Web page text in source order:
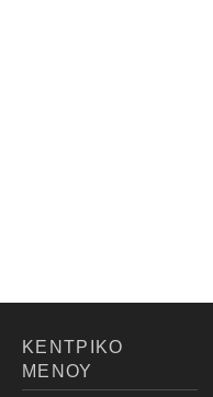
ΚΕΝΤΡΙΚΟ
ΜΕΝΟΥ